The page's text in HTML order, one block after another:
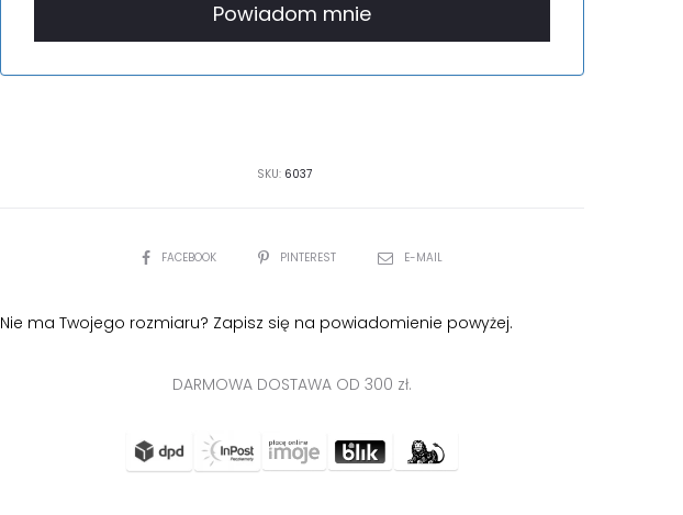
SKU: 6037
PODZIELFACEBOOK PINTEREST E-MAIL
Nie ma Twojego rozmiaru? Zapisz się na powiadomienie powyżej.
DARMOWA DOSTAWA OD 300 zł.